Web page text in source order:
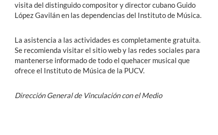
visita del distinguido compositor y director cubano Guido
López Gavilán en las dependencias del Instituto de Música.
La asistencia a las actividades es completamente gratuita.
Se recomienda visitar el sitio web y las redes sociales para
mantenerse informado de todo el quehacer musical que
ofrece el Instituto de Música de la PUCV.
Dirección General de Vinculación con el Medio